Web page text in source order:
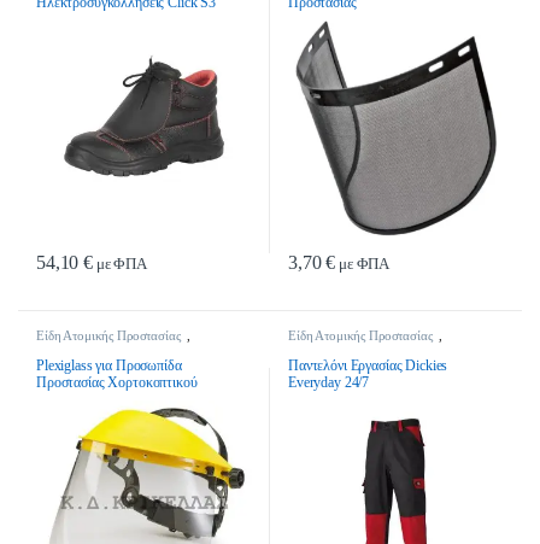
54,10€ με ΦΠΑ 3,70€ με ΦΠΑ
Είδη Ατομικής Προστασίας
Plexiglass για Προσωπίδα
Προστασίας Χορτοκοπτικού
Είδη Ατομικής Προστασίας
Παντελόνι Eργασίας Dickies
Everyday 24/7